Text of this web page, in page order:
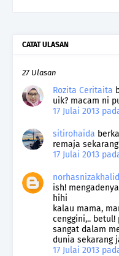
CATAT ULASAN
27 Ulasan
Rozita Ceritaita
uik? macam ni
17 Julai 2013
sitirohaida
remaja
17 Julai 2013
norhasnizakhalid
ish!
hihi
kalau mama,
cenggini,..
sangat dalam
dunia sekarang
17 Julai 2013